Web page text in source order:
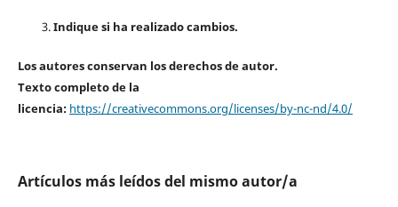
Indique si ha realizado cambios.
Los autores conservan los derechos de autor.
Texto completo de la
licencia: https://creativecommons.org/licenses/by-nc-nd/4.0/
Artículos más leídos del mismo autor/a